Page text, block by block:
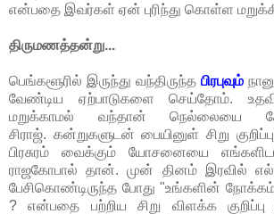
என்பதை இவர்கள் ஏன் புரிந்து கொள்ள
திருமணத்தன்று...
பெங்களூரில் இருந்து வந்திருந்த பிரபுவும்
வேண்டிய ஏற்பாடுகளை செய்தோம்.
மறுக்காமல் வந்தான் நெல்லையை
சிராஜ். கன்றுகளுடன் பையினுள் சிறு
பிரசுரம் வைக்கும் யோசனையை எங்களிடம்
ராஜகோபால் தான். முன் தினம் இரவில்
பேசிகொண்டிருந்த போது "உங்களின்
? என்பதை பற்றிய சிறு விளக்க